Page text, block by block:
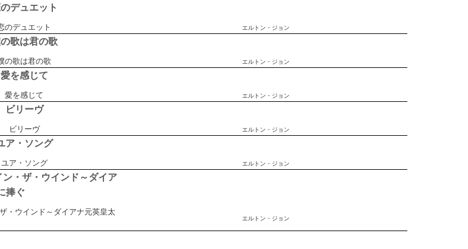
デュエット
のデュエット エルトン・ジョン
歌は君の歌
の歌は君の歌 エルトン・ジョン
愛を感じて
愛を感じて エルトン・ジョン
ビリーヴ
ビリーヴ エルトン・ジョン
ア・ソング
ユア・ソング エルトン・ジョン
・ザ・ウインド～ダイア
捧ぐ
・ウインド～ダイアナ元英皇太
エルトン・ジョン